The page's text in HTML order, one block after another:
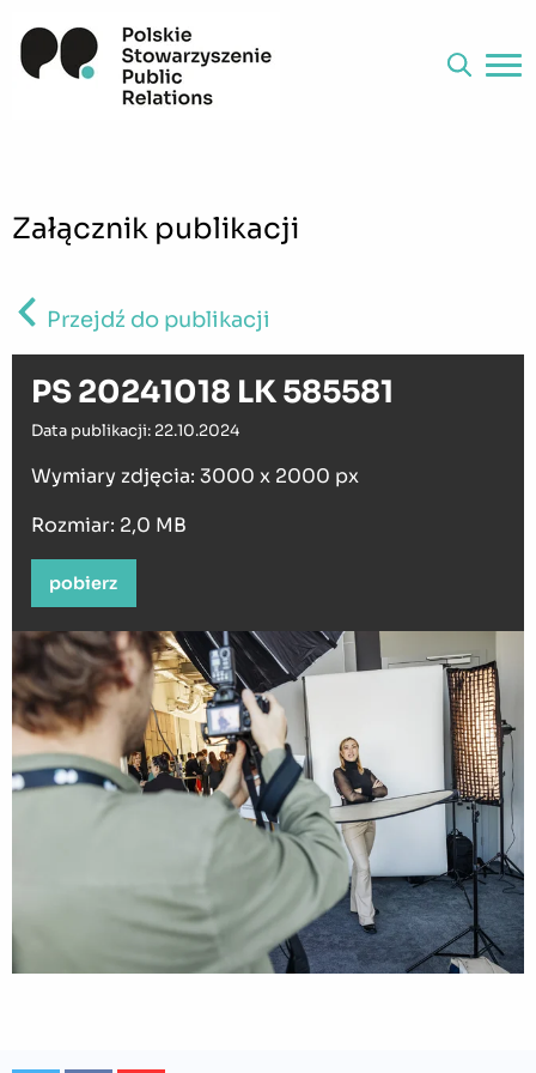
Załącznik publikacji
Przejdź do publikacji
PS 20241018 LK 585581
Data publikacji: 22.10.2024
Wymiary zdjęcia: 3000 x 2000 px
Rozmiar: 2,0 MB
pobierz